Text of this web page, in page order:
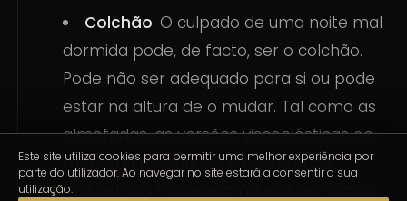
Colchão: O culpado de uma noite mal
dormida pode, de facto, ser o colchão.
Pode não ser adequado para si ou pode
estar na altura de o mudar. Tal como as
almofadas, as versões viscoelásticas de
memória responsiva e espuma de
poliuretano fornecem aquela sensação
Este site utiliza cookies para permitir uma melhor experiência por
parte do utilizador. Ao navegar no site estará a consentir a sua
utilização.